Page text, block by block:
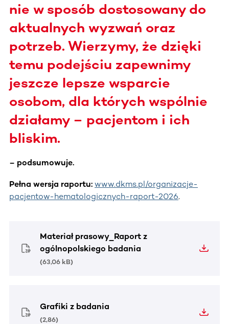
nie w sposób dostosowany do
aktualnych wyzwań oraz
potrzeb. Wierzymy, że dzięki
temu podejściu zapewnimy
jeszcze lepsze wsparcie
osobom, dla których wspólnie
działamy – pacjentom i ich
bliskim.
– podsumowuje.
Pełna wersja raportu: www.dkms.pl/organizacje-
pacjentow-hematologicznych-raport-2026.
Materiał prasowy_Raport z
ogólnopolskiego badania
(63,06 kB)
Grafiki z badania
(2,86)